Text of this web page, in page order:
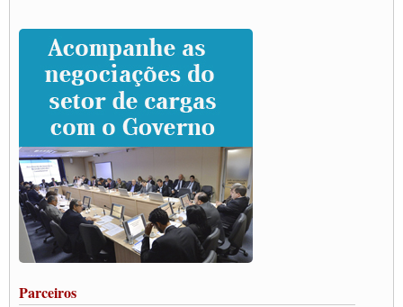
Caminhoneiros prometem paralisação e cobram diálogo com Lula
CNTTL e lideranças de caminhoneiros participam de debate sobre saúde nas
rodovias
Paulinho e Litti debatem política global para transporte rodoviário de cargas na
SUTCRA no Uruguai
Grande Conquista da Categoria transporte de Cargas e Caminhoneiros Autonomos
ENCONTRO INTERNACIONAL EM APOIO A CLASSE TRABALHADORA
DO BRASIL E A ELEIÇÃO 2022
Carta às Brasileiras e aos Brasileiros em Defesa do Estado Democrático de Direito
Paulinho, presidente da CNTTL, faz balanço do 3º Congresso da CNTTL
Caminhoneiros aprovam greve a partir do 1º de novembro
Rodoviários de Feira Santana fazem Assembleia para avaliar proposta de reajuste
salarial
Vacina Já: Lockdown de 24 horas dos trabalhadores em transportes está mantido,
Parceiros